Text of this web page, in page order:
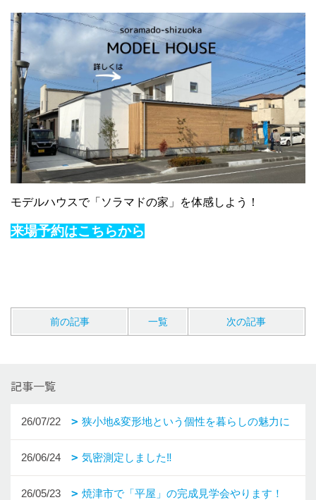
モデルハウスで「ソラマドの家」を体感しよう！
来場予約はこちらから
前の記事 一覧 次の記事
記事一覧
26/07/22 狭小地&変形地という個性を暮らしの魅力に
26/06/24 気密測定しました‼
26/05/23 焼津市で「平屋」の完成見学会やります！